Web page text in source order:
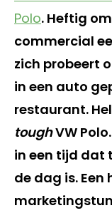
Polo. Heftig
commercial
zich probeert
in een auto
restaurant.
toughVW
in een tijd dat
de dag is. Een